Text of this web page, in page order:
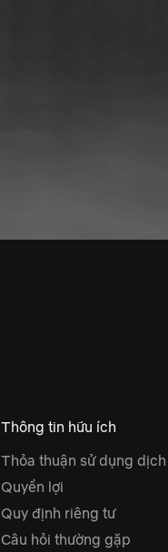
Thông tin hữu ích
Thỏa thuận sử dụng dịch
Quyền lợi
Quy định riêng tư
Câu hỏi thường gặp